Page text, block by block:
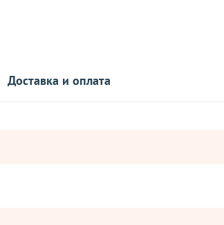
Доставка и оплата